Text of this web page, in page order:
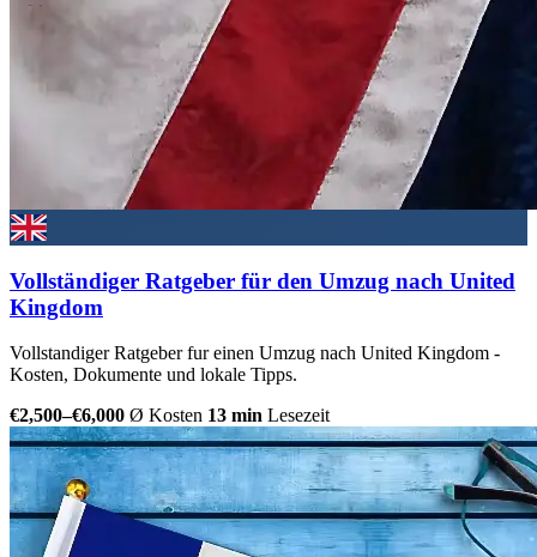
Vollständiger Ratgeber für den Umzug nach United
Kingdom
Vollstandiger Ratgeber fur einen Umzug nach United Kingdom -
Kosten, Dokumente und lokale Tipps.
€2,500–€6,000 Ø Kosten 13 min Lesezeit